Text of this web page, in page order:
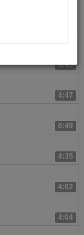
6:43
4:47
6:49
4:35
4:02
4:04